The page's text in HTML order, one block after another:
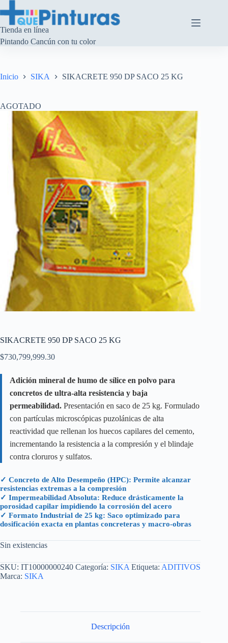
al
contenido
Tienda en línea
Pintando Cancún con tu color
Inicio SIKA SIKACRETE 950 DP SACO 25 KG
AGOTADO
SIKACRETE 950 DP SACO 25 KG
$730,799,999.30
Adición mineral de humo de sílice en polvo para
concretos de ultra-alta resistencia y baja
permeabilidad. Presentación en saco de 25 kg. Formulado
con partículas microscópicas puzolánicas de alta
reactividad que rellenan los huecos capilares del cemento,
incrementando la resistencia a la compresión y el blindaje
contra cloruros y sulfatos.
✓ Concreto de Alto Desempeño (HPC): Permite alcanzar
resistencias extremas a la compresión
✓ Impermeabilidad Absoluta: Reduce drásticamente la
porosidad capilar impidiendo la corrosión del acero
✓ Formato Industrial de 25 kg: Saco optimizado para
dosificación exacta en plantas concreteras y macro-obras
Sin existencias
SKU: IT10000000240 Categoría: SIKA Etiqueta: ADITIVOS
Marca: SIKA
Descripción